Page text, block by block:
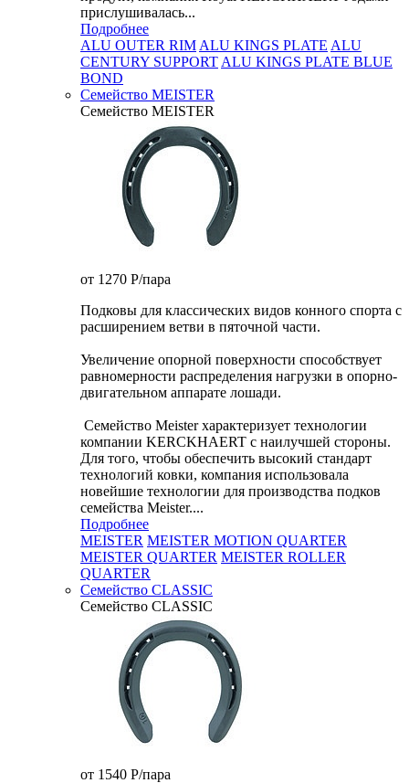
прислушивалась...
Подробнее
ALU OUTER RIM ALU KINGS PLATE ALU
CENTURY SUPPORT ALU KINGS PLATE BLUE
BOND
Семейство МEISTER
Семейство МEISTER
от 1270 P/пара
Подковы для классических видов конного спорта с
расширением ветви в пяточной части.
Увеличение опорной поверхности способствует
равномерности распределения нагрузки в опорно-
двигательном аппарате лошади.
Семейство Meister характеризует технологии
компании KERCKHAERT с наилучшей стороны.
Для того, чтобы обеспечить высокий стандарт
технологий ковки, компания использовала
новейшие технологии для производства подков
семейства Meister....
Подробнее
MEISTER MEISTER MOTION QUARTER
MEISTER QUARTER MEISTER ROLLER
QUARTER
Семейство CLASSIC
Семейство CLASSIC
от 1540 P/пара